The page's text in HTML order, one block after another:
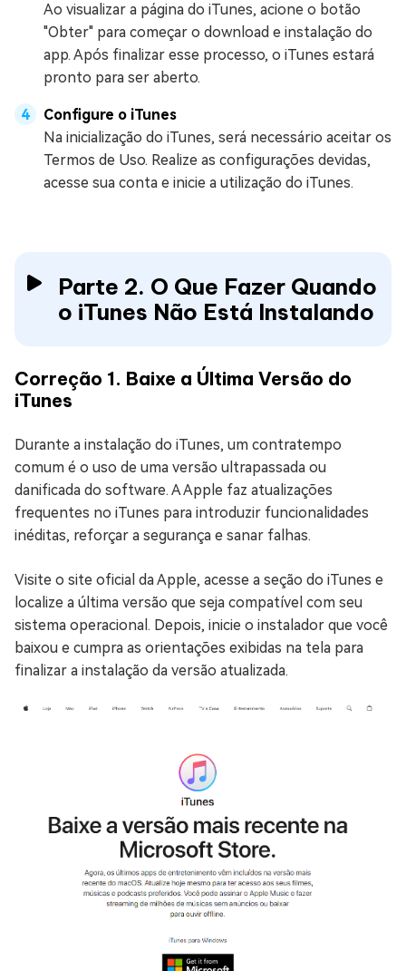
Ao visualizar a página do iTunes, acione o botão
"Obter" para começar o download e instalação do
app. Após finalizar esse processo, o iTunes estará
pronto para ser aberto.
Configure o iTunes
Na inicialização do iTunes, será necessário aceitar os
Termos de Uso. Realize as configurações devidas,
acesse sua conta e inicie a utilização do iTunes.
Parte 2. O Que Fazer Quando
o iTunes Não Está Instalando
Correção 1. Baixe a Última Versão do
iTunes
Durante a instalação do iTunes, um contratempo
comum é o uso de uma versão ultrapassada ou
danificada do software. A Apple faz atualizações
frequentes no iTunes para introduzir funcionalidades
inéditas, reforçar a segurança e sanar falhas.
Visite o site oficial da Apple, acesse a seção do iTunes e
localize a última versão que seja compatível com seu
sistema operacional. Depois, inicie o instalador que você
baixou e cumpra as orientações exibidas na tela para
finalizar a instalação da versão atualizada.